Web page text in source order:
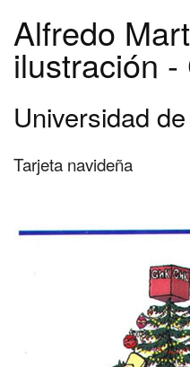
Alfredo
ilustración -
Universidad
Tarjeta navideña